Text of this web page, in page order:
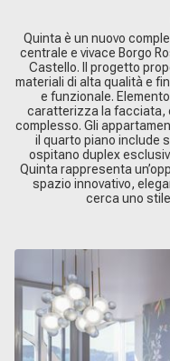
Quinta è un nuovo
centrale e vivace Borgo
Castello. Il progetto
materiali di alta qualità e
e funzionale.
caratterizza la facciata,
complesso. Gli
il quarto piano include
ospitano duplex
Quinta rappresenta
spazio innovativo,
cerca uno